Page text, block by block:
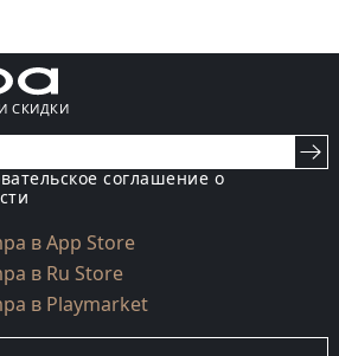
СКИДКИ
соглашение о